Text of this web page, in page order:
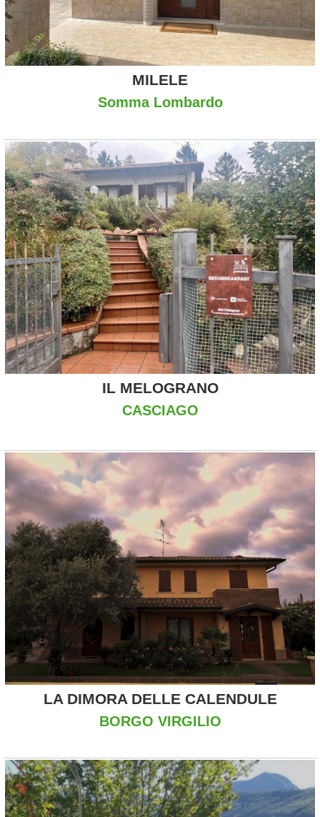
MILELE
Somma Lombardo
IL MELOGRANO
CASCIAGO
LA DIMORA DELLE CALENDULE
BORGO VIRGILIO